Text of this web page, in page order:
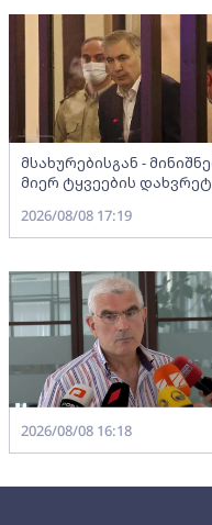
მსახურებისგან -
მიერ ტყვეების
2026/08/08 17:19
2026/08/08 16:18